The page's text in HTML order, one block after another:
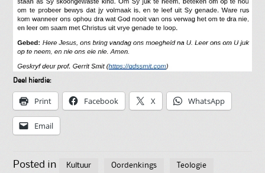
Deel hierdie:
Print Facebook X WhatsApp
Email
Posted in Kultuur Oordenkings Teologie